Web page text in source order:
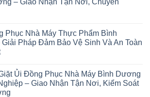
Phục Nhà Máy Thực Phẩm Bình
Pháp Đảm Bảo Vệ Sinh Và An Toàn
Ủi Đồng Phục Nhà Máy Bình Dương
– Giao Nhận Tận Nơi, Kiểm Soát